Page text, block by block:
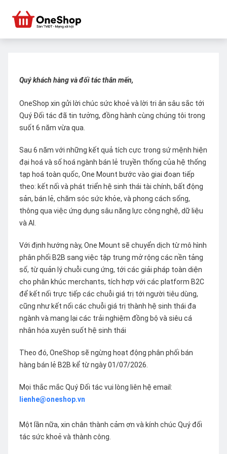
Quý khách hàng và đối tác thân mến,
OneShop xin gửi lời chúc sức khoẻ và lời tri ân sâu sắc tới
Quý Đối tác đã tin tưởng, đồng hành cùng chúng tôi trong
suốt 6 năm vừa qua.
Sau 6 năm với những kết quả tích cực trong sứ mệnh hiện
đại hoá và số hoá ngành bán lẻ truyền thống của hệ thống
tạp hoá toàn quốc, One Mount bước vào giai đoạn tiếp
theo: kết nối và phát triển hệ sinh thái tài chính, bất động
sản, bán lẻ, chăm sóc sức khỏe, và phong cách sống,
thông qua việc ứng dụng sâu năng lực công nghệ, dữ liệu
và AI.
Với định hướng này, One Mount sẽ chuyển dịch từ mô hình
phân phối B2B sang việc tập trung mở rộng các nền tảng
số, từ quản lý chuỗi cung ứng, tới các giải pháp toàn diện
cho phân khúc merchants, tích hợp với các platform B2C
để kết nối trực tiếp các chuỗi giá trị tới người tiêu dùng,
cũng như kết nối các chuỗi giá trị thành hệ sinh thái đa
ngành và mang lại các trải nghiệm đồng bộ và siêu cá
nhân hóa xuyên suốt hệ sinh thái
Theo đó, OneShop sẽ ngừng hoạt động phân phối bán
hàng bán lẻ B2B kể từ ngày 01/07/2026.
Mọi thắc mắc Quý Đối tác vui lòng liên hệ email:
lienhe@oneshop.vn
Một lần nữa, xin chân thành cảm ơn và kính chúc Quý đối
tác sức khoẻ và thành công.